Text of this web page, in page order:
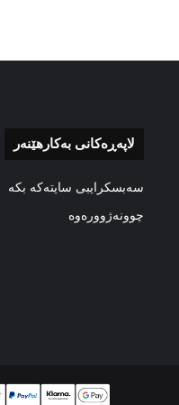
لاپەڕەکانی بەکارهێنەر
سەبسکرایبی سایتەکە بکە
چوونەژوورەوە